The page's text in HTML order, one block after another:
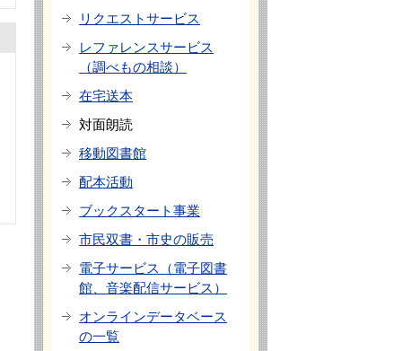
リクエストサービス
レファレンスサービス
（調べもの相談）
在宅送本
対面朗読
移動図書館
配本活動
ブックスタート事業
市民双書・市史の販売
電子サービス（電子図書
館、音楽配信サービス）
オンラインデータベース
の一覧